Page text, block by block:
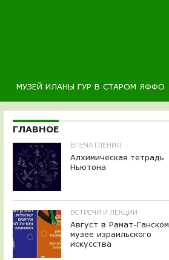
МУЗЕЙ ИЛАНЫ ГУР В СТАРОМ ЯФФО
ГЛАВНОЕ
ВПЕЧАТЛЕНИЯ
Алхимическая тетрадь
Ньютона
ВСТРЕЧИ И ЛЕКЦИИ
Август в Рамат-Ганском
музее израильского
искусства